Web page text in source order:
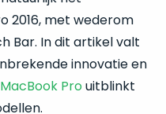
2016, met wederom
Bar. In dit artikel valt
innovatie en
MacBook Prouitblinkt